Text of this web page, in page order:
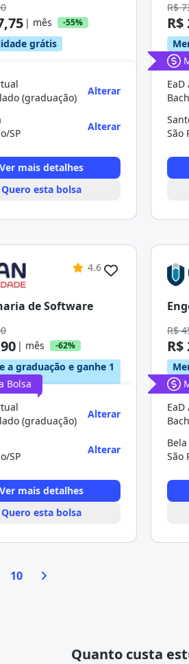
| mês -55%
grátis
(graduação)
Alterar
SP
Alterar
Ver mais detalhes
Quero esta bolsa
R$
R$
São
4.6
de Software
| mês -62%
a graduação e ganhe 1
Bolsa
(graduação)
Alterar
SP
Alterar
Ver mais detalhes
Quero esta bolsa
R$
R$
São
10
Quanto custa